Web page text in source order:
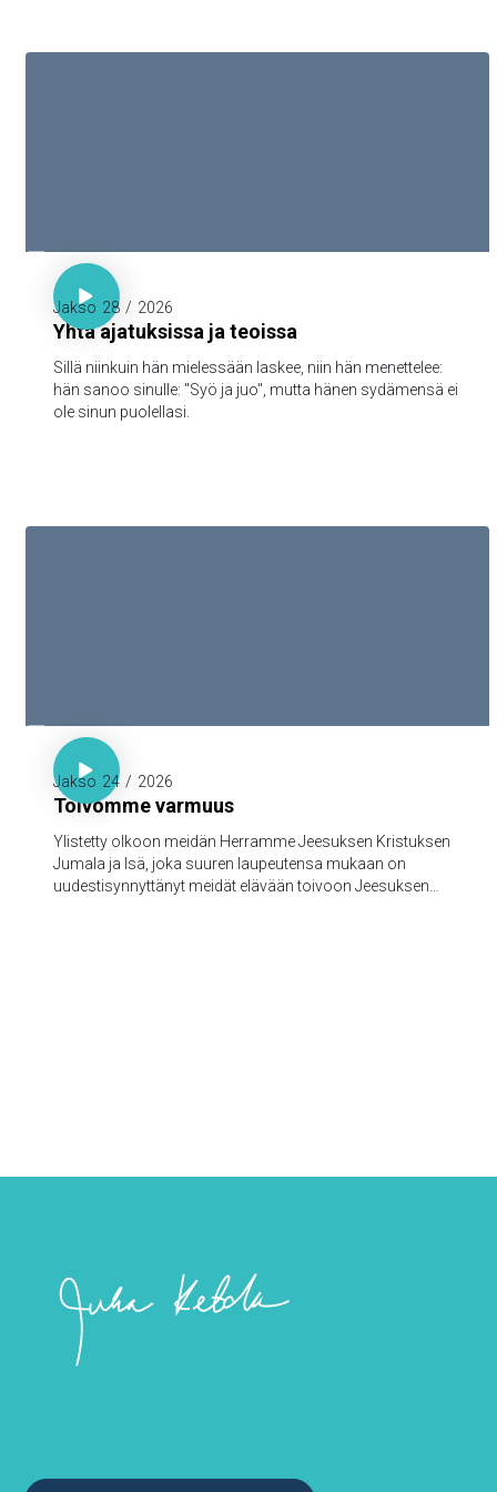
Sananl. 23:7

Jakso 28 / 2026
Yhtä ajatuksissa ja teoissa
Sillä niinkuin hän mielessään laskee, niin hän menettelee:
hän sanoo sinulle: "Syö ja juo", mutta hänen sydämensä ei
ole sinun puolellasi.
1. Piet. 1:3-5

Jakso 24 / 2026
Toivomme varmuus
Ylistetty olkoon meidän Herramme Jeesuksen Kristuksen
Jumala ja Isä, joka suuren laupeutensa mukaan on
uudestisynnyttänyt meidät elävään toivoon Jeesuksen